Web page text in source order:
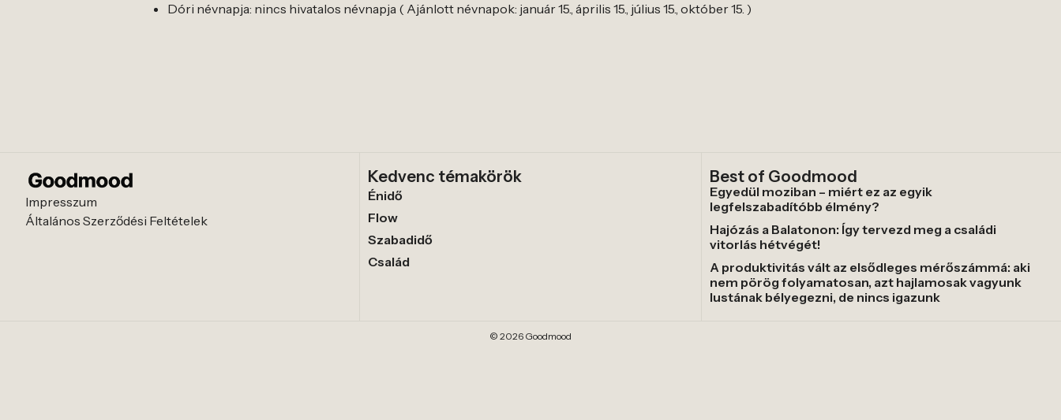
Dóri névnapja: nincs hivatalos névnapja ( Ajánlott névnapok: január 15., április 15., július 15., október 15. )
Impresszum
Általános Szerződési Feltételek
Kedvenc témakörök
Énidő
Flow
Szabadidő
Család
Best of Goodmood
Egyedül moziban – miért ez az egyik
legfelszabadítóbb élmény?
Hajózás a Balatonon: Így tervezd meg a családi
vitorlás hétvégét!
A produktivitás vált az elsődleges mérőszámmá: aki
nem pörög folyamatosan, azt hajlamosak vagyunk
lustának bélyegezni, de nincs igazunk
© 2026 Goodmood